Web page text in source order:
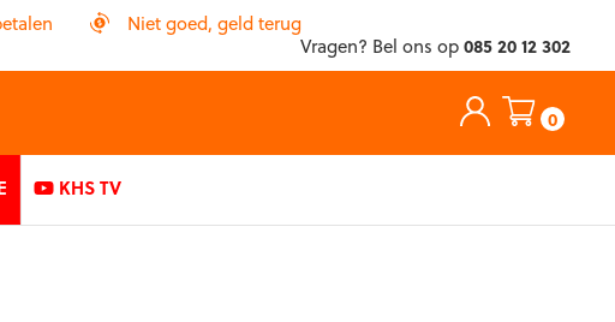
Niet goed, geld terug
Vragen? Bel ons op085 20 12 302
0
KHS TV